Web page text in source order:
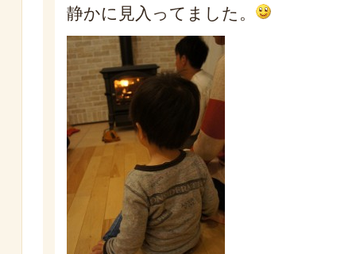
静かに見入ってました。